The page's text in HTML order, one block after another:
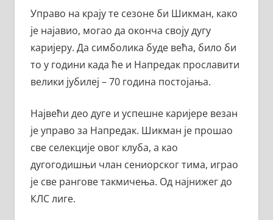
Управо на крају те сезоне би Шикман, како
је најавио, могао да оконча своју дугу
каријеру. Да симболика буде већа, било би
то у години када ће и Напредак прославити
велики јубилеј – 70 година постојања.
Највећи део дуге и успешне каријере везан
је управо за Напредак. Шикман је прошао
све селекције овог клуба, а као
дугогодишњи члан сениорског тима, играо
је све рангове такмичења. Од најнижег до
КЛС лиге.